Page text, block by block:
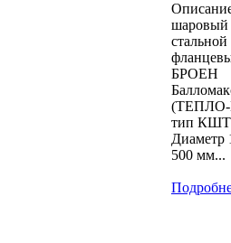
шаровый
стальной
БРОЕН
тип КШТ
Диаметр
500 мм...